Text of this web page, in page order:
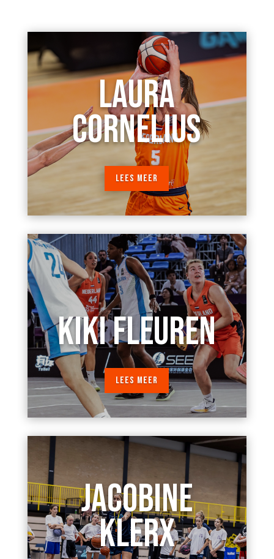
LAURA
CORNELIUS
LEES MEER
KIKI FLEUREN
LEES MEER
JACOBINE
KLERX